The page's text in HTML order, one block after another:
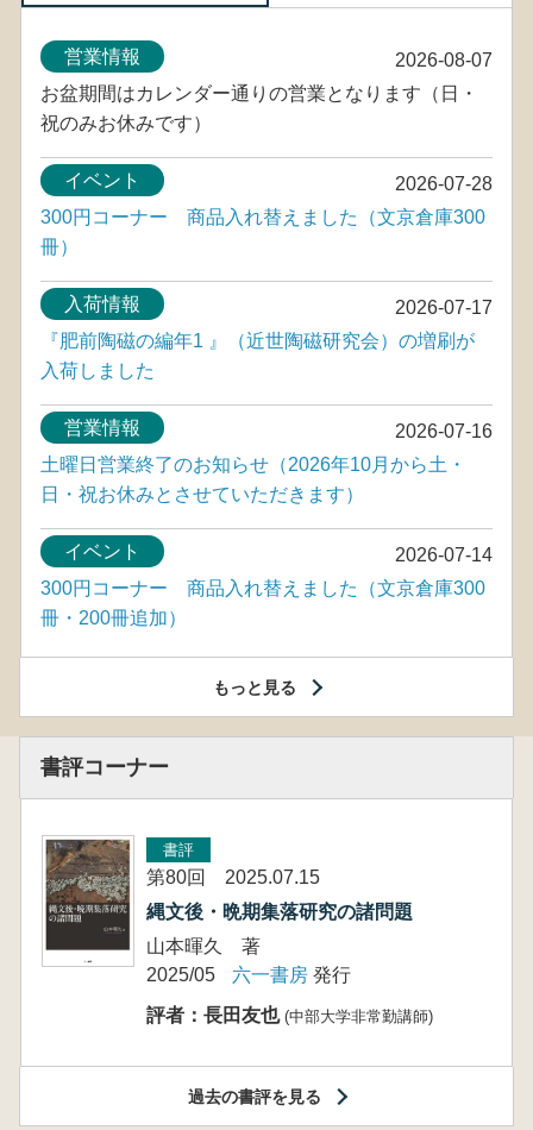
2026-08-07
営業情報
お盆期間はカレンダー通りの営業となります（日・
祝のみお休みです）
2026-07-28
イベント
300円コーナー 商品入れ替えました（文京倉庫300
冊）
2026-07-17
入荷情報
『肥前陶磁の編年1 』（近世陶磁研究会）の増刷が
入荷しました
2026-07-16
営業情報
土曜日営業終了のお知らせ（2026年10月から土・
日・祝お休みとさせていただきます）
2026-07-14
イベント
300円コーナー 商品入れ替えました（文京倉庫300
冊・200冊追加）
もっと見る
書評コーナー
書評
第80回 2025.07.15
縄文後・晩期集落研究の諸問題
山本暉久 著
2025/05
六一書房 発行
評者：長田友也 (中部大学非常勤講師)
過去の書評を見る